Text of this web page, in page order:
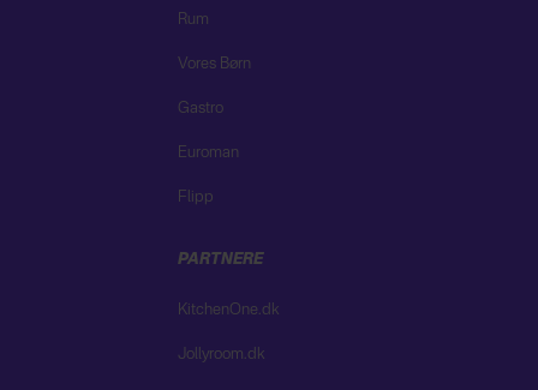
Rum
Vores Børn
Gastro
Euroman
Flipp
PARTNERE
KitchenOne.dk
Jollyroom.dk